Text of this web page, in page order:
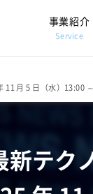
事業紹介
Service
月 5 日（水）13:00
新テク